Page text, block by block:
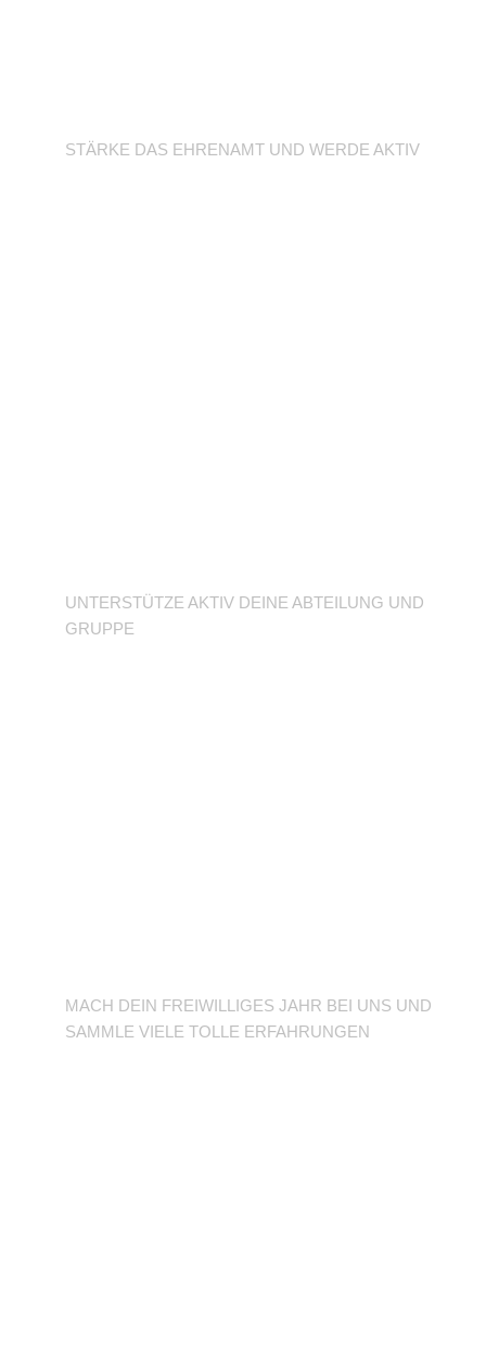
STÄRKE DAS EHRENAMT UND WERDE AKTIV
UNTERSTÜTZE AKTIV DEINE ABTEILUNG UND
GRUPPE
MACH DEIN FREIWILLIGES JAHR BEI UNS UND
SAMMLE VIELE TOLLE ERFAHRUNGEN